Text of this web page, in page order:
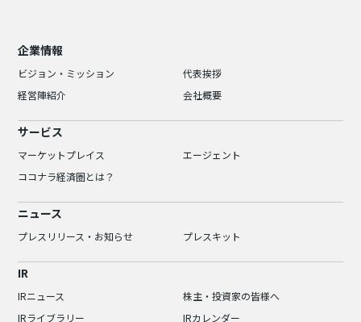
企業情報
ビジョン・ミッション
代表挨拶
経営陣紹介
会社概要
サービス
マーケットプレイス
エージェント
ココナラ経済圏とは？
ニュース
プレスリリース・お知らせ プレスキット
IR
IRニュース
株主・投資家の皆様へ
IRライブラリー
IRカレンダー